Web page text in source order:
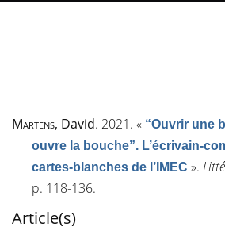
Martens, David. 2021. « “Ouvrir une
ouvre la bouche”. L’écrivain-
cartes-blanches de l’IMEC ».
p. 118-136.
Article(s)